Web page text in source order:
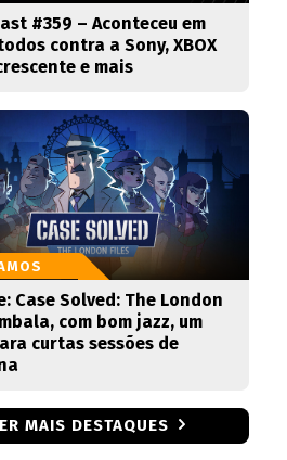
#359 – Aconteceu em
contra a Sony, XBOX
e mais
Case Solved: The London
com bom jazz, um
curtas sessões de
MAIS DESTAQUES